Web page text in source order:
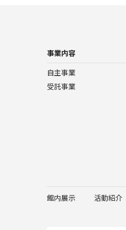
事業内容
自主事業
受託事業
館内展示 活動紹介